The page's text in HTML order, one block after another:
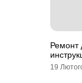
Ремонт
19